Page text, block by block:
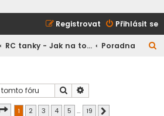
Přihlásit se
Registrovat
RC tanky - Jak na to... Poradna
Hledat
Stránka z
1 2 3 4 5 … 19